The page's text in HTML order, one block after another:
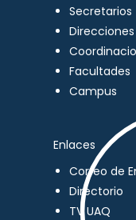
Secretarios
Direcciones
Facultades
Campus
Enlaces
Correo de
Directorio
TV UAQ